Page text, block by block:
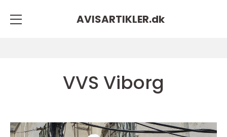
AVISARTIKLER.dk
VVS Viborg